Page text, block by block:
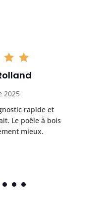
2025
rapide et
Le poêle à bois
mieux.